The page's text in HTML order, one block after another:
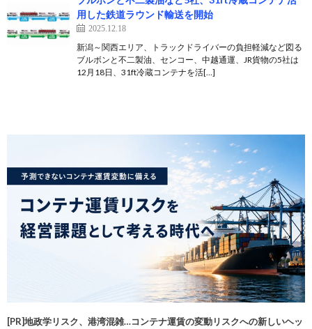
用した鉄道ラウンド輸送を開始
2025.12.18
新潟～関西エリア、トラックドライバーの負担軽減など図る
ブルボンと不二製油、センコー、中越通運、JR貨物の5社は
12月18日、31ft冷蔵コンテナを活[…]
[PR]地政学リスク、港湾混雑…コンテナ運賃の変動リスクへの新しいヘッ